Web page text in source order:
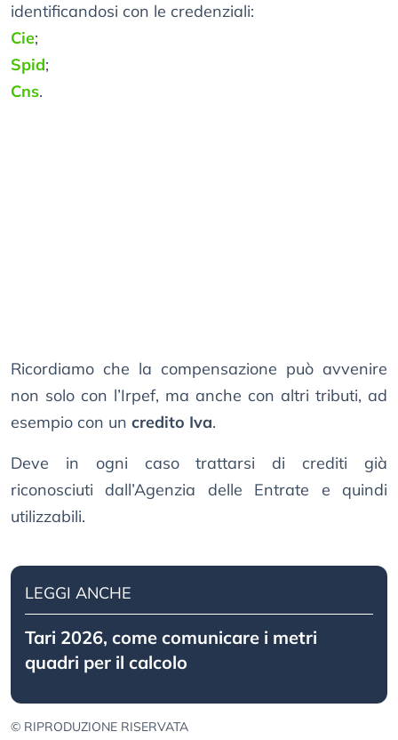
identificandosi con le credenziali:
Cie;
Spid;
Cns.
Ricordiamo che la compensazione può avvenire
non solo con l’Irpef, ma anche con altri tributi, ad
esempio con un credito Iva.
Deve in ogni caso trattarsi di crediti già
riconosciuti dall’Agenzia delle Entrate e quindi
utilizzabili.
LEGGI ANCHE
Tari 2026, come comunicare i metri
quadri per il calcolo
© RIPRODUZIONE RISERVATA